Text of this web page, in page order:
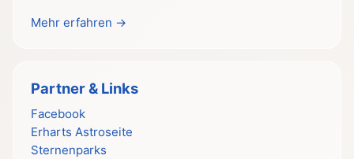
Mehr erfahren →
Partner & Links
Facebook
Erharts Astroseite
Sternenparks